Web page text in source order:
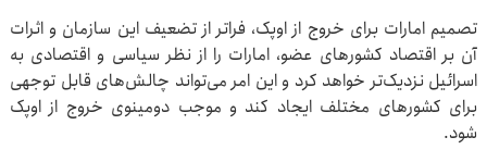
تصمیم امارات برای خروج از اوپک، فراتر از تضعیف این سازمان و اثرات
آن بر اقتصاد کشورهای عضو، امارات را از نظر سیاسی و اقتصادی به
اسرائیل نزدیک‌تر خواهد کرد و این امر می‌تواند چالش‌های قابل توجهی
برای کشورهای مختلف ایجاد کند و موجب دومینوی خروج از اوپک
شود.